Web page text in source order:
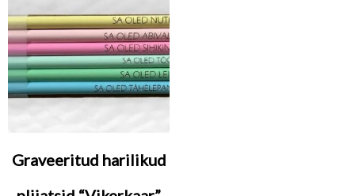
Graveeritud harilikud